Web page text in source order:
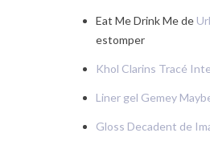
Eat Me Drink Me de
estomper
Khol Clarins Tracé
Liner gel Gemey
Gloss Decadent de